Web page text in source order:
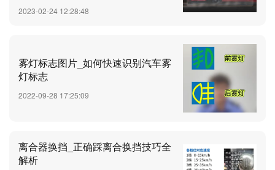
2023-02-24 12:28:48
雾灯标志图片_如何快速识别汽车雾
灯标志
2022-09-28 17:25:09
离合器换挡_正确踩离合换挡技巧全
解析